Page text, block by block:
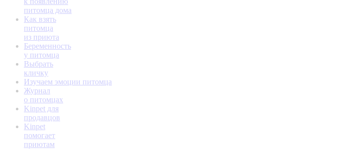
питомца дома
Как взять
питомца
из приюта
Беременность
у питомца
Выбрать
кличку
Изучаем эмоции питомца
Журнал
о питомцах
Kinpet для
продавцов
Kinpet
помогает
приютам